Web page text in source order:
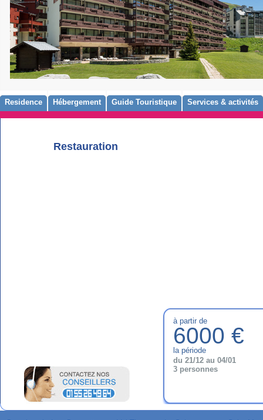
Residence Hébergement Guide Touristique Services & activités
Restauration
à partir de
6000 €
la période
du 21/12 au 04/01
3 personnes